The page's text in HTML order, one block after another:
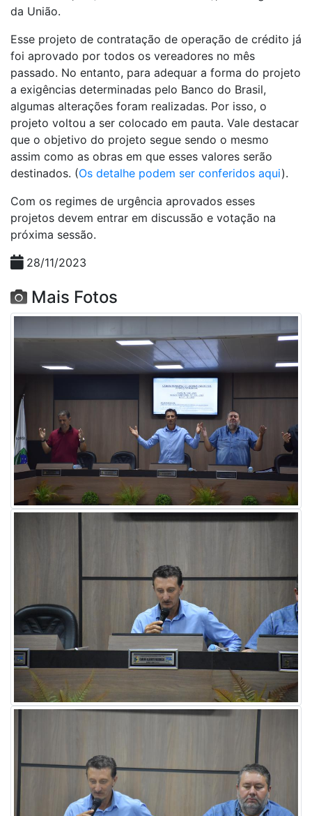
da União.
Esse projeto de contratação de operação de crédito já
foi aprovado por todos os vereadores no mês
passado. No entanto, para adequar a forma do projeto
a exigências determinadas pelo Banco do Brasil,
algumas alterações foram realizadas. Por isso, o
projeto voltou a ser colocado em pauta. Vale destacar
que o objetivo do projeto segue sendo o mesmo
assim como as obras em que esses valores serão
destinados. (Os detalhe podem ser conferidos aqui).
Com os regimes de urgência aprovados esses
projetos devem entrar em discussão e votação na
próxima sessão.
28/11/2023
Mais Fotos